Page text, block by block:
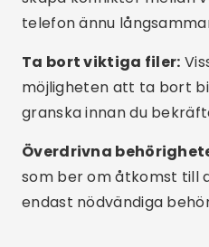
Modeller med mer RAM:
återkommer, överväg
telefon med 6 GB RAM
prestanda.
Vanliga frågor
Är det säkert att